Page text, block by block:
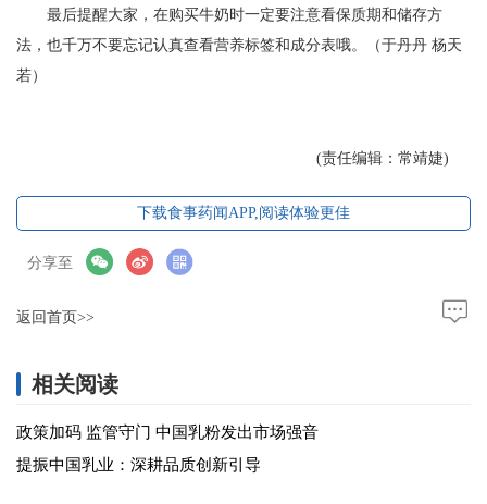
最后提醒大家，在购买牛奶时一定要注意看保质期和储存方
法，也千万不要忘记认真查看营养标签和成分表哦。（于丹丹 杨天
若）
(责任编辑：常靖婕)
下载食事药闻APP,阅读体验更佳
分享至
返回首页>>
相关阅读
政策加码 监管守门 中国乳粉发出市场强音
提振中国乳业：深耕品质创新引导